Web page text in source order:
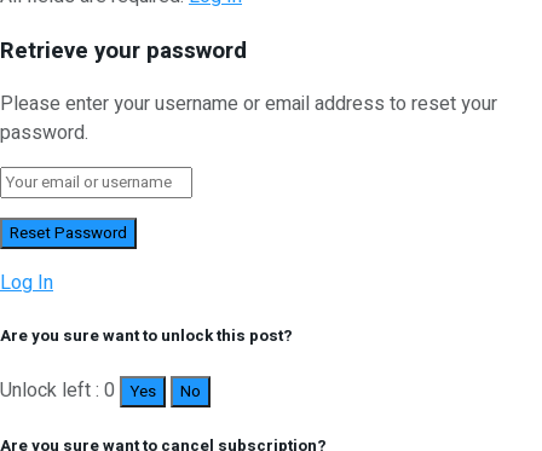
Retrieve your password
Please enter your username or email address to reset your
password.
Log In
Are you sure want to unlock this post?
Unlock left : 0 Yes No
Are you sure want to cancel subscription?